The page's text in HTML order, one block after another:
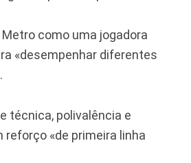
como uma jogadora
«desempenhar diferentes
técnica, polivalência e
reforço «de primeira linha